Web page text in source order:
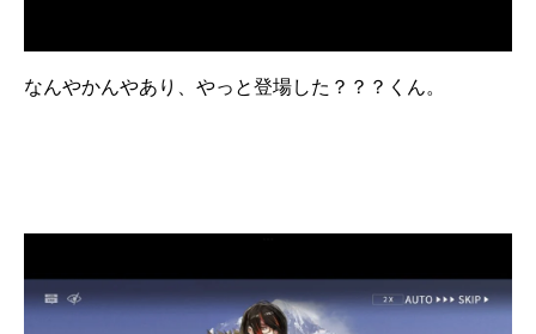
なんやかんやあり、やっと登場した？？？くん。